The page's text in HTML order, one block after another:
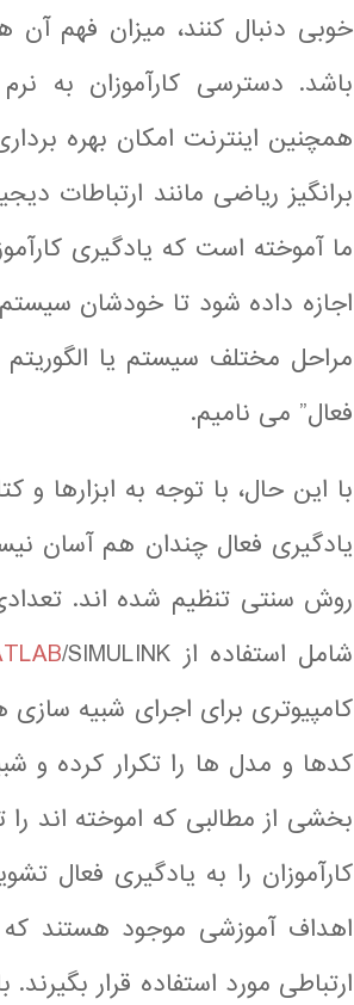
خوبی دنبال کنند، میزان فهم
همچنین اینترنت امکان بهره
برانگیز ریاضی مانند ارتباطات
ما آموخته است که یادگیری
اجازه داده شود تا خودشان
مراحل مختلف سیستم یا الگوریتم
فعال” می نامیم.
با این حال، با توجه به ابزارها
یادگیری فعال چندان هم آسان
روش سنتی تنظیم شده اند.
شامل استفاده از
کامپیوتری برای اجرای شبیه
کدها و مدل ها را تکرار کرده و
بخشی از مطالبی که اموخته اند
کارآموزان را به یادگیری فعال
اهداف آموزشی موجود هستند که
ارتباطی مورد استفاده قرار